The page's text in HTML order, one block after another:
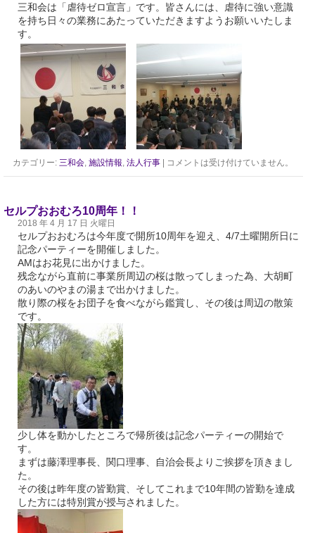
三和会は「虐待ゼロ宣言」です。皆さんには、虐待に強い意識
を持ち日々の業務にあたっていただきますようお願いいたしま
す。
カテゴリー:三和会,施設情報,法人行事 コメントは受け付けていません。
セルプおおむろ10周年！！
2018 年 4 月 17 日 火曜日
セルプおおむろは今年度で開所10周年を迎え、4/7土曜開所日に
記念パーティーを開催しました。
AMはお花見に出かけました。
残念ながら直前に事業所周辺の桜は散ってしまった為、大胡町
のあいのやまの湯まで出かけました。
散り際の桜をお団子を食べながら鑑賞し、その後は周辺の散策
です。
少し体を動かしたところで帰所後は記念パーティーの開始で
す。
まずは藤澤理事長、関口理事、自治会長よりご挨拶を頂きまし
た。
その後は昨年度の皆勤賞、そしてこれまで10年間の皆勤を達成
した方には特別賞が授与されました。